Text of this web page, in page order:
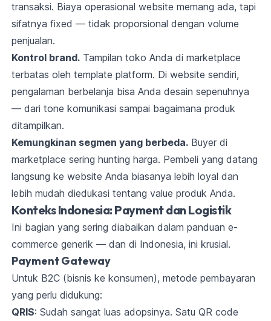
transaksi. Biaya operasional website memang ada, tapi
sifatnya fixed — tidak proporsional dengan volume
penjualan.
Kontrol brand.Tampilan toko Anda di marketplace
terbatas oleh template platform. Di website sendiri,
pengalaman berbelanja bisa Anda desain sepenuhnya
— dari tone komunikasi sampai bagaimana produk
ditampilkan.
Kemungkinan segmen yang berbeda.Buyer di
marketplace sering hunting harga. Pembeli yang datang
langsung ke website Anda biasanya lebih loyal dan
lebih mudah diedukasi tentang value produk Anda.
Konteks Indonesia: Payment dan Logistik
Ini bagian yang sering diabaikan dalam panduan e-
commerce generik — dan di Indonesia, ini krusial.
Payment Gateway
Untuk B2C (bisnis ke konsumen), metode pembayaran
yang perlu didukung:
QRIS: Sudah sangat luas adopsinya. Satu QR code